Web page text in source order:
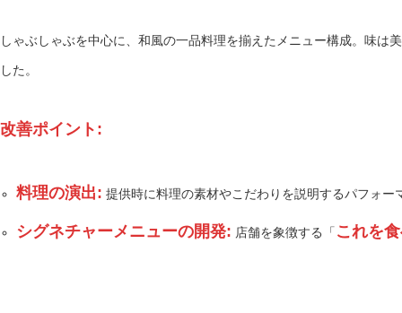
しゃぶしゃぶを中心に、和風の一品料理を揃えたメニュー構成。味は
した。
改善ポイント:
料理の演出: 提供時に料理の素材やこだわりを説明するパフォ
シグネチャーメニューの開発: 店舗を象徴する「 これを